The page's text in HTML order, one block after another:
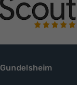
Gundelsheim